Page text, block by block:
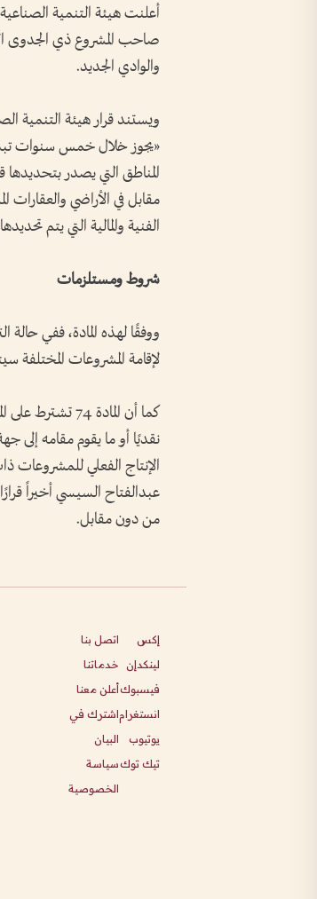
أعلنت هيئة التنمية
صاحب المشروع ذي الجدوى
والوادي الجديد.
المناطق التي يصدر
مقابل في الأراضي
الفنية والمالية التي يتم
شروط ومستلزمات
ووفقًا لهذه المادة، ففي حالة
لإقامة المشروعات المختلفة
كما أن المادة
نقديًا أو ما يقوم مقامه
الإنتاج الفعلي للمشروعات
عبدالفتاح السيسي أخيراً
من دون مقابل.
إكس
لينكدإن
فيسبوك
انستغرام
يوتيوب
تيك توك
اتصل بنا
خدماتنا
أعلن معنا
اشترك في
البيان
سياسة
الخصوصية